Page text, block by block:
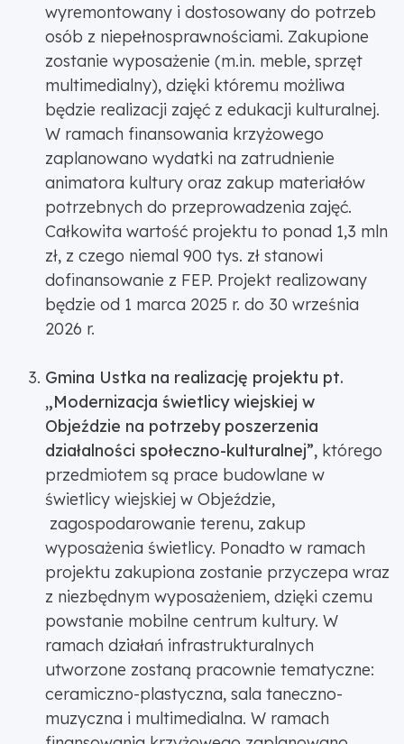
wyremontowany i dostosowany do potrzeb
osób z niepełnosprawnościami. Zakupione
zostanie wyposażenie (m.in. meble, sprzęt
multimedialny), dzięki któremu możliwa
będzie realizacji zajęć z edukacji kulturalnej.
W ramach finansowania krzyżowego
zaplanowano wydatki na zatrudnienie
animatora kultury oraz zakup materiałów
potrzebnych do przeprowadzenia zajęć.
Całkowita wartość projektu to ponad 1,3 mln
zł, z czego niemal 900 tys. zł stanowi
dofinansowanie z FEP. Projekt realizowany
będzie od 1 marca 2025 r. do 30 września
2026 r.
Gmina Ustka na realizację projektu pt.
„Modernizacja świetlicy wiejskiej w
Objeździe na potrzeby poszerzenia
działalności społeczno-kulturalnej”,którego
przedmiotem są prace budowlane w
świetlicy wiejskiej w Objeździe,
zagospodarowanie terenu, zakup
wyposażenia świetlicy. Ponadto w ramach
projektu zakupiona zostanie przyczepa wraz
z niezbędnym wyposażeniem, dzięki czemu
powstanie mobilne centrum kultury. W
ramach działań infrastrukturalnych
utworzone zostaną pracownie tematyczne:
ceramiczno-plastyczna, sala taneczno-
muzyczna i multimedialna. W ramach